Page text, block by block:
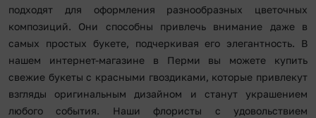
подходят для оформления разнообразных цветочных
композиций. Они способны привлечь внимание даже в
самых простых букете, подчеркивая его элегантность. В
нашем интернет-магазине в Перми вы можете купить
свежие букеты с красными гвоздиками, которые привлекут
взгляды оригинальным дизайном и станут украшением
любого события. Наши флористы с удовольствием